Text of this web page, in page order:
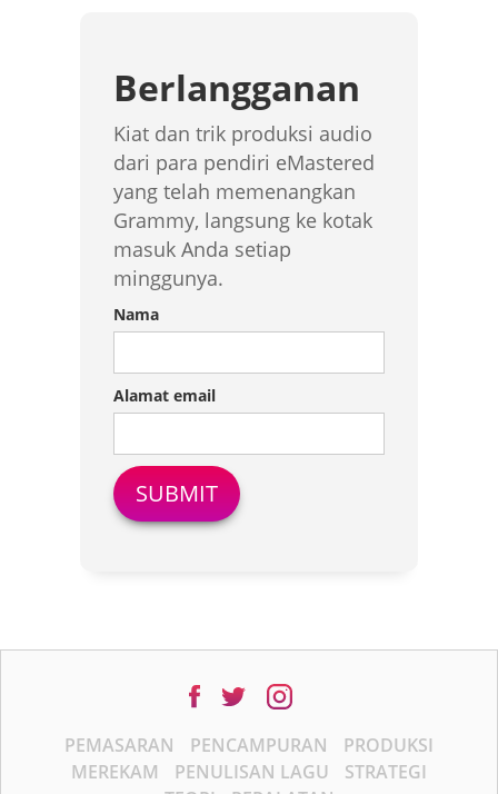
Berlangganan
Kiat dan trik produksi audio
dari para pendiri eMastered
yang telah memenangkan
Grammy, langsung ke kotak
masuk Anda setiap
minggunya.
Nama
Alamat email
PEMASARAN PENCAMPURAN
PRODUKSI
MEREKAM
PENULISAN LAGU
STRATEGI